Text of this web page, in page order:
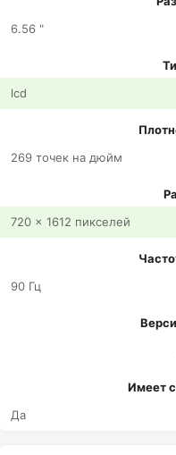
6.56 "
lcd
269 точек на дюйм
720 x 1612 пикселей
90 Гц
Имеет
Да